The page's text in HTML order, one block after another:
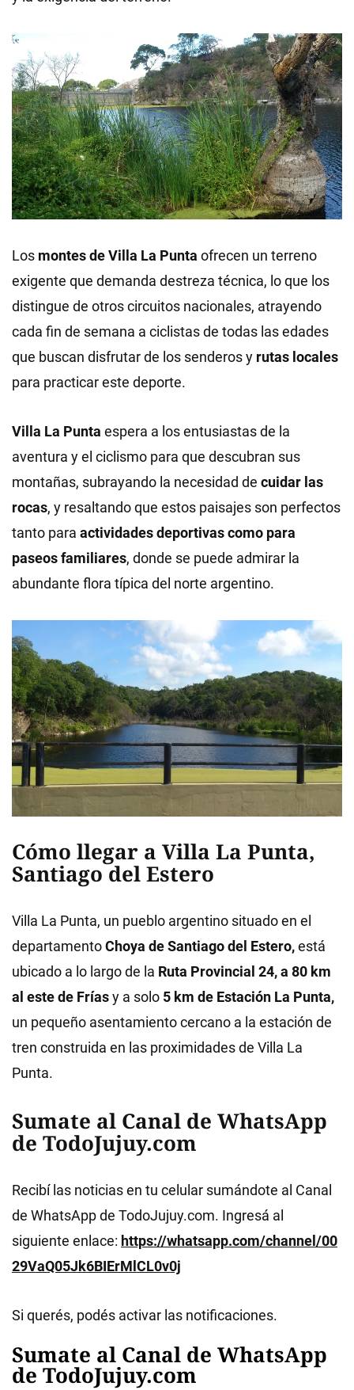
Los montes de Villa La Punta ofrecen un terreno
exigente que demanda destreza técnica, lo que los
distingue de otros circuitos nacionales, atrayendo
cada fin de semana a ciclistas de todas las edades
que buscan disfrutar de los senderos y rutas locales
para practicar este deporte.
Villa La Punta espera a los entusiastas de la
aventura y el ciclismo para que descubran sus
montañas, subrayando la necesidad de cuidar las
rocas, y resaltando que estos paisajes son perfectos
tanto para actividades deportivas como para
paseos familiares, donde se puede admirar la
abundante flora típica del norte argentino.
Cómo llegar a Villa La Punta,
Santiago del Estero
Villa La Punta, un pueblo argentino situado en el
departamentoChoya de Santiago del Estero,está
ubicado a lo largo de la Ruta Provincial 24, a 80 km
al este de Fríasy a solo 5 km de Estación La Punta,
un pequeño asentamiento cercano a la estación de
tren construida en las proximidades de Villa La
Punta.
Sumate al Canal de WhatsApp
de TodoJujuy.com
Recibí las noticias en tu celular sumándote al Canal
de WhatsApp de TodoJujuy.com. Ingresá al
siguiente enlace: https://whatsapp.com/channel/00
29VaQ05Jk6BIErMlCL0v0j
Si querés, podés activar las notificaciones.
Sumate al Canal de WhatsApp
de TodoJujuy.com